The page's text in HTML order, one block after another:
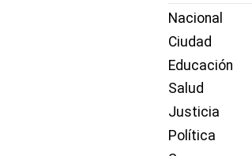
Nacional
Ciudad
Educación
Salud
Justicia
Política